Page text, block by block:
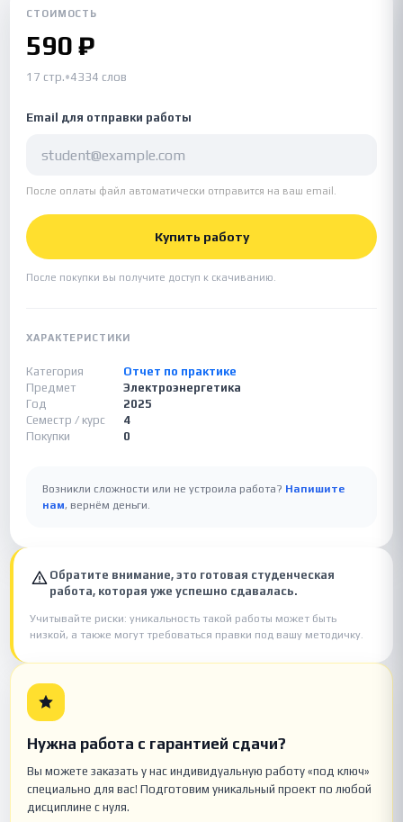
СТОИМОСТЬ
590 ₽
17 стр.•4334 слов
Email для отправки работы
После оплаты файл автоматически отправится на ваш email.
Купить работу
После покупки вы получите доступ к скачиванию.
ХАРАКТЕРИСТИКИ
Категория
Отчет по практике
Предмет
Электроэнергетика
Год
2025
Семестр / курс
4
Покупки
0
Возникли сложности или не устроила работа? Напишите
нам, вернём деньги.
Обратите внимание, это готовая студенческая
работа, которая уже успешно сдавалась.
Учитывайте риски: уникальность такой работы может быть
низкой, а также могут требоваться правки под вашу методичку.
Нужна работа с гарантией сдачи?
Вы можете заказать у нас индивидуальную работу «под ключ»
специально для вас! Подготовим уникальный проект по любой
дисциплине с нуля.